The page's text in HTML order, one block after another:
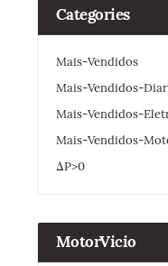
Categories
Mais-Vendidos
Mais-Vendidos-
Mais-Vendidos-
Mais-Vendidos-
ΔP>0
MotorVicio